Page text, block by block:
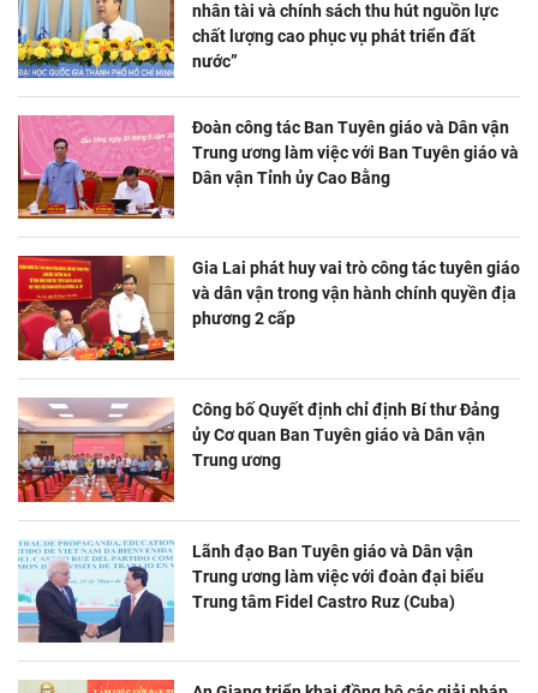
nhân tài và chính sách thu hút nguồn lực
chất lượng cao phục vụ phát triển đất
nước”
Đoàn công tác Ban Tuyên giáo và Dân vận
Trung ương làm việc với Ban Tuyên giáo và
Dân vận Tỉnh ủy Cao Bằng
Gia Lai phát huy vai trò công tác tuyên giáo
và dân vận trong vận hành chính quyền địa
phương 2 cấp
Công bố Quyết định chỉ định Bí thư Đảng
ủy Cơ quan Ban Tuyên giáo và Dân vận
Trung ương
Lãnh đạo Ban Tuyên giáo và Dân vận
Trung ương làm việc với đoàn đại biểu
Trung tâm Fidel Castro Ruz (Cuba)